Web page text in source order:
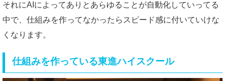
それにAIによってありとあらゆることが自動化していってる
中で、仕組みを作ってなかったらスピード感に付いていけな
くなります。
仕組みを作っている東進ハイスクール